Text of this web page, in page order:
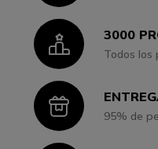
Icon3000
Todos los
Icon95% de